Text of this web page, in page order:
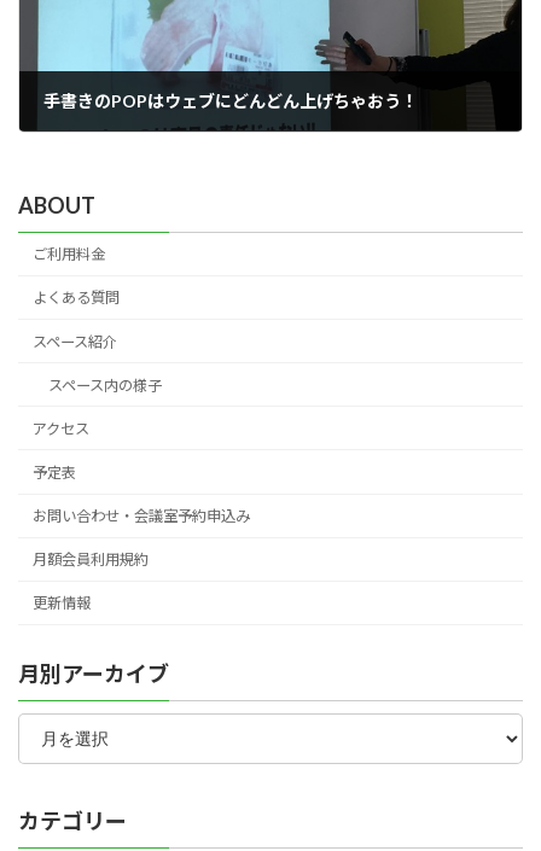
手書きのPOPはウェブにどんどん上げちゃおう！
ABOUT
ご利用料金
よくある質問
スペース紹介
スペース内の様子
アクセス
予定表
お問い合わせ・会議室予約申込み
月額会員利用規約
更新情報
月別アーカイブ
月
ア
カ
イ
カテゴリー